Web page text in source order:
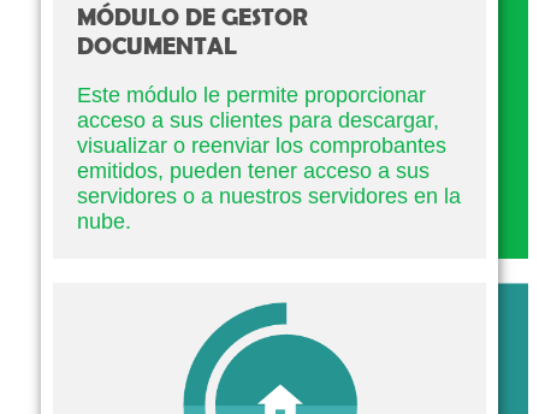
MÓDULO DE GESTOR
DOCUMENTAL
Este módulo le permite proporcionar
acceso a sus clientes para descargar,
visualizar o reenviar los comprobantes
emitidos, pueden tener acceso a sus
servidores o a nuestros servidores en la
nube.